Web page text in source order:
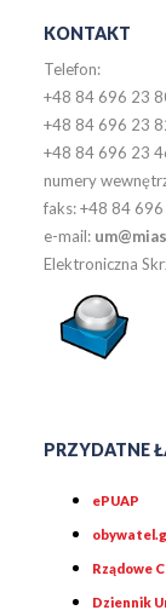
KONTAKT
Telefon:
+48 84 696 23
+48 84 696 23
+48 84 696 23
numery
faks: +48 84
e-mail:
Elektroniczna
PRZYDATNE
ePUAP
Rządowe
Dziennik